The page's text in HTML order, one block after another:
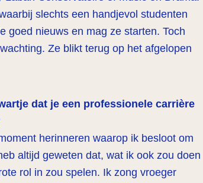
slechts een handjevol studenten
goed nieuws en mag ze starten. Toch
Ze blikt terug op het afgelopen
dat je een professionele carrière
herinneren waarop ik besloot om
altijd geweten dat, wat ik ook zou doen
rol in zou spelen. Ik zong vroeger